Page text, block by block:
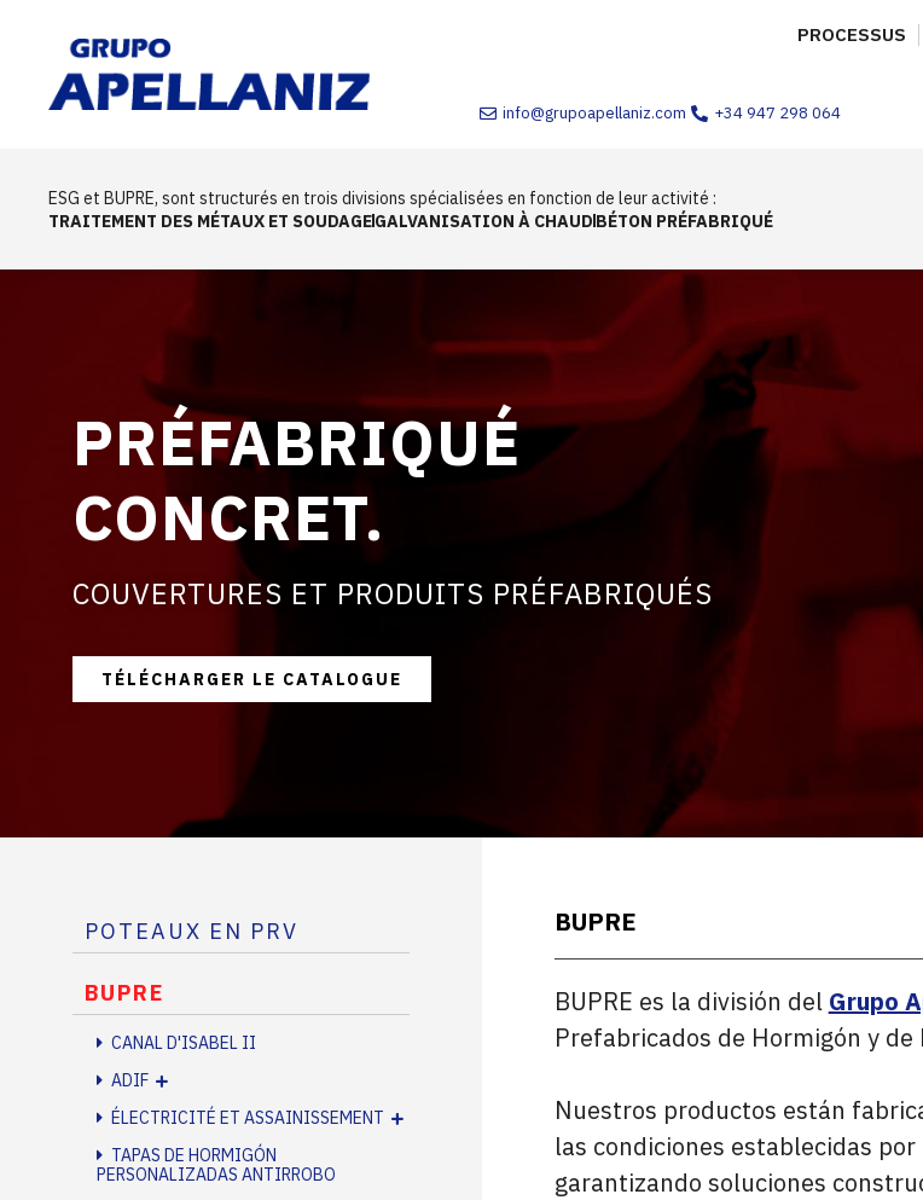
PROCESSUS
info@grupoapellaniz.com +34 947 298 064
ESG et BUPRE, sont structurés en trois divisions spécialisées en fonction de leur activité :
TRAITEMENT DES MÉTAUX ET SOUDAGEGALVANISATION À CHAUD BÉTON PRÉFABRIQUÉ
PRÉFABRIQUÉ
CONCRET.
COUVERTURES ET PRODUITS PRÉFABRIQUÉS
TÉLÉCHARGER LE CATALOGUE
POTEAUX EN PRV
BUPRE
CANAL D'ISABEL II
ADIF
ÉLECTRICITÉ ET ASSAINISSEMENT
TAPAS DE HORMIGÓN
PERSONALIZADAS ANTIRROBO
BUPRE
BUPRE es la división del Grupo
Prefabricados de Hormigón y
Nuestros productos están
las condiciones establecidas
garantizando soluciones